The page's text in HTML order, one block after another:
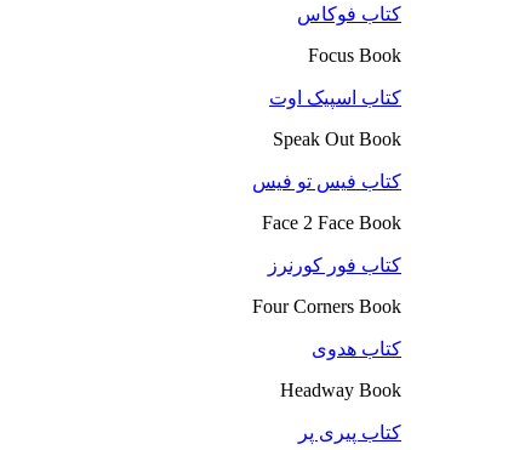
کتاب فوکاس
Focus Book
کتاب اسپیک اوت
Speak Out Book
کتاب فیس تو فیس
Face 2 Face Book
کتاب فور کورنرز
Four Corners Book
کتاب هدوی
Headway Book
کتاب پیری پر